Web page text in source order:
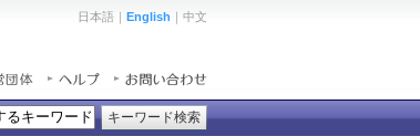
日本語｜ English ｜中文
キーワード検索